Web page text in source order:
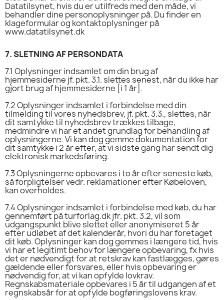
Datatilsynet, hvis du er utilfreds med den måde, vi
behandler dine personoplysninger på. Du finder en
klageformular og kontaktoplysninger på
www.datatilsynet.dk
7.SLETNING AF PERSONDATA
7.1 Oplysninger indsamlet om din brug af
hjemmesiderne jf. pkt. 3.1. slettes senest, når du ikke har
gjort brug af hjemmesiderne [i 1 år].
7.2Oplysninger indsamlet i forbindelse med din
tilmelding til vores nyhedsbrev, jf. pkt. 3.3., slettes, når
dit samtykke til nyhedsbrev trækkes tilbage,
medmindre vi har et andet grundlag for behandling af
oplysningerne. Vi kan dog gemme dokumentation for
dit samtykke i 2 år efter, at vi sidste gang har sendt dig
elektronisk markedsføring.
7.3Oplysningerne opbevares i to år efter seneste køb,
så forpligtelser vedr. reklamationer efter Købeloven,
kan overholdes.
7.4Oplysninger indsamlet i forbindelse med køb, du har
gennemført på turforlag.dk jfr. pkt. 3.2, vil som
udgangspunkt blive slettet eller anonymiseret 5 år
efter udløbet af det kalenderår, hvori du har foretaget
dit køb. Oplysninger kan dog gemmes i længere tid, hvis
vi har et legitimt behov for længere opbevaring, fx hvis
det er nødvendigt for at retskrav kan fastlægges, gøres
gældende eller forsvares, eller hvis opbevaring er
nødvendig for, at vi kan opfylde lovkrav.
Regnskabsmateriale opbevares i 5 år til udgangen af et
regnskabsår for at opfylde bogføringslovens krav.